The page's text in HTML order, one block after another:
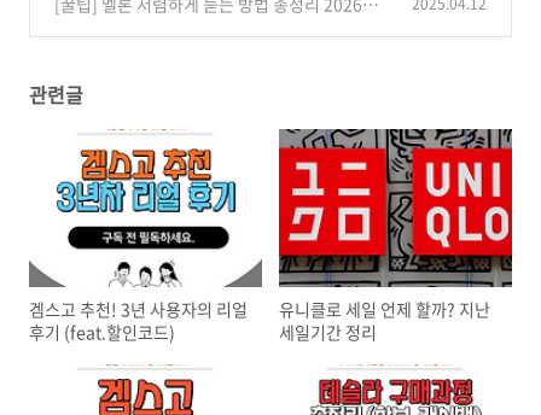
관련글
겜스고 추천! 3년 사용자의 리얼
후기 (feat.할인코드)
유니클로 세일 언제 할까? 지난
세일기간 정리